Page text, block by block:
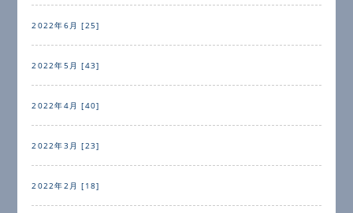
2022年6月 [25]
2022年5月 [43]
2022年4月 [40]
2022年3月 [23]
2022年2月 [18]